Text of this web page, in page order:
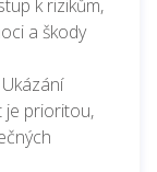
k rizikům,
a škody
je prioritou,